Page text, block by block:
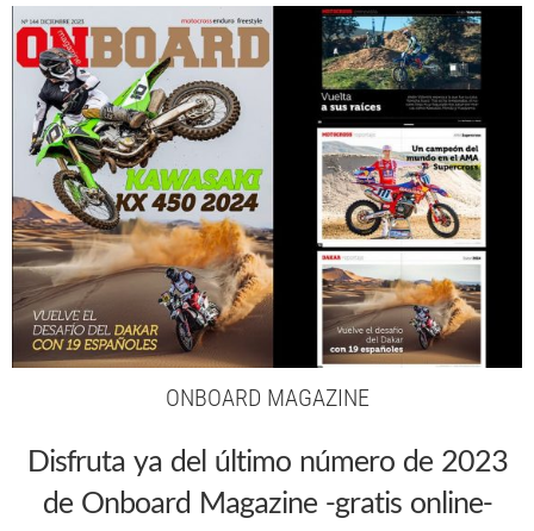
ONBOARD MAGAZINE
Disfruta ya del último número de 2023
de Onboard Magazine -gratis online-